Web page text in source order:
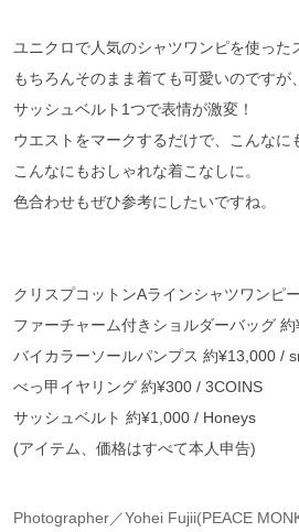
ユニクロで人気のシャツワンピを使った
もちろんそのまま着ても可愛いのですが
サッシュベルト1つで表情が激変！
ウエストをマークするだけで、こんなに
こんなにもおしゃれな着こなしに。
色合わせもぜひ参考にしたいですね。
クリスプコットンAラインシャツワンピ
ファーチャーム付きショルダーバッグ
バイカラーソールパンプス 約¥13,000 /
べっ甲イヤリング 約¥300 / 3COINS
サッシュベルト 約¥1,000 / Honeys
(アイテム、価格はすべて本人申告)
Photographer／Yohei Fujii(PEACE